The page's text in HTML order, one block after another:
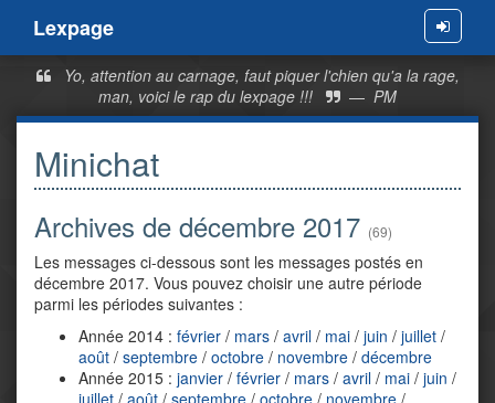
Menu
Lexpage
Yo, attention au carnage, faut piquer l'chien qu'a la rage,
man, voici le rap du lexpage !!!
— PM
Minichat
Archives de décembre 2017 (69)
Les messages ci-dessous sont les messages postés en
décembre 2017. Vous pouvez choisir une autre période
parmi les périodes suivantes :
Année 2014 : février / mars / avril / mai / juin / juillet /
août / septembre / octobre / novembre / décembre
Année 2015 : janvier / février / mars / avril / mai / juin /
juillet / août / septembre / octobre / novembre /